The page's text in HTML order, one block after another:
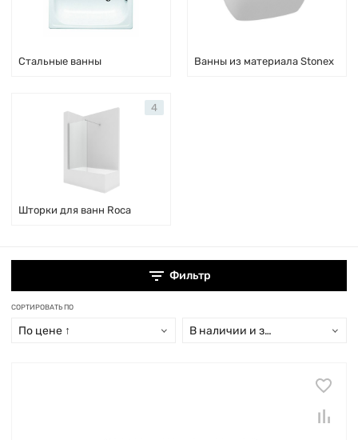
Стальные ванны Ванны из материала Stonex
Шторки для ванн Roca
4
Фильтр
СОРТИРОВАТЬ ПО
По цене ↑ В наличии и заказ свыше 15 дн